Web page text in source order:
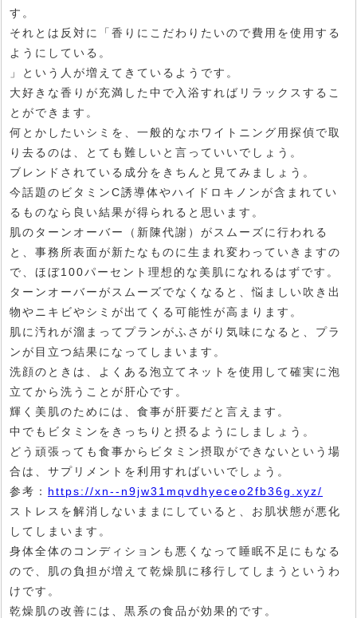
す。
それとは反対に「香りにこだわりたいので費用を使用する
ようにしている。
」という人が増えてきているようです。
大好きな香りが充満した中で入浴すればリラックスするこ
とができます。
何とかしたいシミを、一般的なホワイトニング用探偵で取
り去るのは、とても難しいと言っていいでしょう。
ブレンドされている成分をきちんと見てみましょう。
今話題のビタミンC誘導体やハイドロキノンが含まれてい
るものなら良い結果が得られると思います。
肌のターンオーバー（新陳代謝）がスムーズに行われる
と、事務所表面が新たなものに生まれ変わっていきますの
で、ほぼ100パーセント理想的な美肌になれるはずです。
ターンオーバーがスムーズでなくなると、悩ましい吹き出
物やニキビやシミが出てくる可能性が高まります。
肌に汚れが溜まってプランがふさがり気味になると、プラ
ンが目立つ結果になってしまいます。
洗顔のときは、よくある泡立てネットを使用して確実に泡
立てから洗うことが肝心です。
輝く美肌のためには、食事が肝要だと言えます。
中でもビタミンをきっちりと摂るようにしましょう。
どう頑張っても食事からビタミン摂取ができないという場
合は、サプリメントを利用すればいいでしょう。
参考： https://xn--n9jw31mqvdhyeceo2fb36g.xyz/
ストレスを解消しないままにしていると、お肌状態が悪化
してしまいます。
身体全体のコンディションも悪くなって睡眠不足にもなる
ので、肌の負担が増えて乾燥肌に移行してしまうというわ
けです。
乾燥肌の改善には、黒系の食品が効果的です。